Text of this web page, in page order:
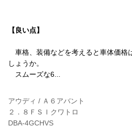
【良い点】
車格、装備などを考えると車体価格
しょうか。
スムーズな6...
アウディ / Ａ６アバント
２．８ＦＳＩクワトロ
DBA-4GCHVS